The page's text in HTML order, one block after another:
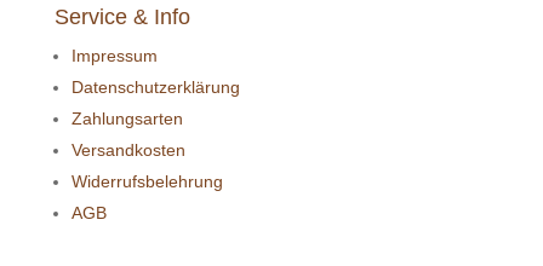
Service & Info
Impressum
Datenschutzerklärung
Zahlungsarten
Versandkosten
Widerrufsbelehrung
AGB